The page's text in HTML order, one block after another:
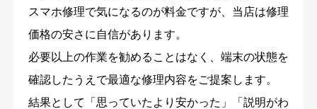
スマホ修理で気になるのが料金ですが、当店は修理
価格の安さに自信があります。
必要以上の作業を勧めることはなく、端末の状態を
確認したうえで最適な修理内容をご提案します。
結果として「思っていたより安かった」「説明がわ